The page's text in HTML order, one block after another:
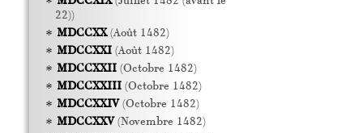
22))
MDCCXX(Août 1482)
MDCCXXI(Août 1482)
MDCCXXII(Octobre 1482)
MDCCXXIII(Octobre 1482)
MDCCXXIV(Octobre 1482)
MDCCXXV(Novembre 1482)